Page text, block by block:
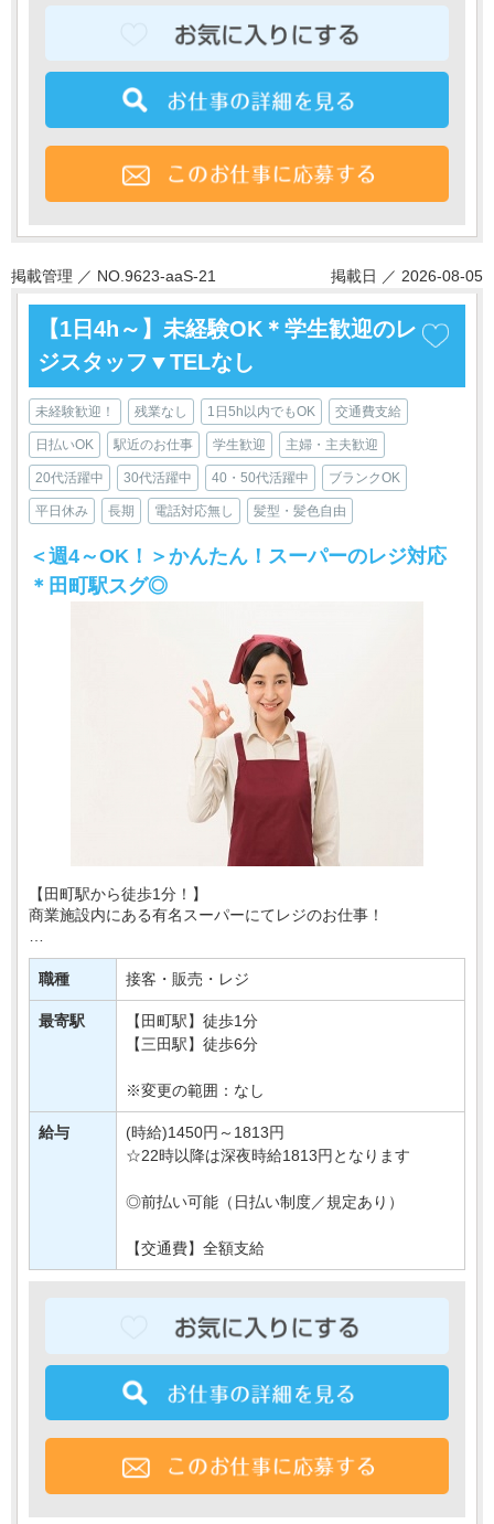
掲載管理 ／ NO.9623-aaS-21 掲載日 ／ 2026-08-05
【1日4h～】未経験OK＊学生歓迎のレ
ジスタッフ▼TELなし
未経験歓迎！ 残業なし 1日5h以内でもOK 交通費支給
日払いOK 駅近のお仕事 学生歓迎 主婦・主夫歓迎
20代活躍中 30代活躍中 40・50代活躍中 ブランクOK
平日休み 長期 電話対応無し 髪型・髪色自由
＜週4～OK！＞かんたん！スーパーのレジ対応
＊田町駅スグ◎
【田町駅から徒歩1分！】
商業施設内にある有名スーパーにてレジのお仕事！
あなたには、レジでの商品の清算や、
買い物かごの片付けなどをおまかせ♪
とってもシンプルなお仕事なので
はじめてさんでも安心・・・
職種 接客・販売・レジ
最寄駅
【田町駅】徒歩1分
【三田駅】徒歩6分
※変更の範囲：なし
給与
(時給)1450円～1813円
☆22時以降は深夜時給1813円となります
◎前払い可能（日払い制度／規定あり）
【交通費】全額支給